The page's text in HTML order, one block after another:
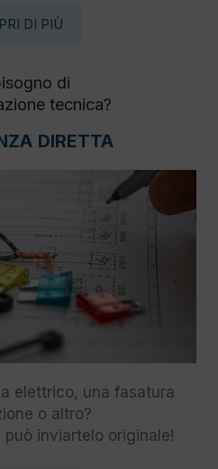
DI PIÙ
di
tecnica?
DIRETTA
elettrico, una fasatura
o altro?
può inviartelo originale!